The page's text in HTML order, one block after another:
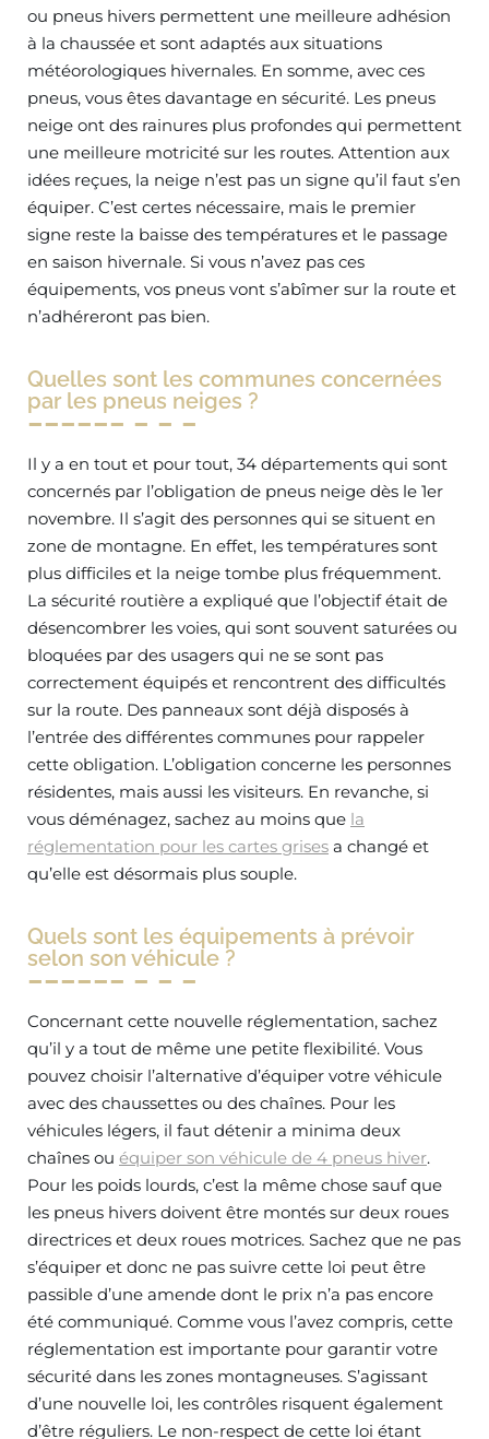
ou pneus hivers permettent une meilleure adhésion
à la chaussée et sont adaptés aux situations
météorologiques hivernales. En somme, avec ces
pneus, vous êtes davantage en sécurité. Les pneus
neige ont des rainures plus profondes qui permettent
une meilleure motricité sur les routes. Attention aux
idées reçues, la neige n’est pas un signe qu’il faut s’en
équiper. C’est certes nécessaire, mais le premier
signe reste la baisse des températures et le passage
en saison hivernale. Si vous n’avez pas ces
équipements, vos pneus vont s’abîmer sur la route et
n’adhéreront pas bien.
Quelles sont les communes concernées
par les pneus neiges ?
Il y a en tout et pour tout, 34 départements qui sont
concernés par l’obligation de pneus neige dès le 1er
novembre. Il s’agit des personnes qui se situent en
zone de montagne. En effet, les températures sont
plus difficiles et la neige tombe plus fréquemment.
La sécurité routière a expliqué que l’objectif était de
désencombrer les voies, qui sont souvent saturées ou
bloquées par des usagers qui ne se sont pas
correctement équipés et rencontrent des difficultés
sur la route. Des panneaux sont déjà disposés à
l’entrée des différentes communes pour rappeler
cette obligation. L’obligation concerne les personnes
résidentes, mais aussi les visiteurs. En revanche, si
vous déménagez, sachez au moins que la
réglementation pour les cartes grises a changé et
qu’elle est désormais plus souple.
Quels sont les équipements à prévoir
selon son véhicule ?
Concernant cette nouvelle réglementation, sachez
qu’il y a tout de même une petite flexibilité. Vous
pouvez choisir l’alternative d’équiper votre véhicule
avec des chaussettes ou des chaînes. Pour les
véhicules légers, il faut détenir a minima deux
chaînes ou équiper son véhicule de 4 pneus hiver.
Pour les poids lourds, c’est la même chose sauf que
les pneus hivers doivent être montés sur deux roues
directrices et deux roues motrices. Sachez que ne pas
s’équiper et donc ne pas suivre cette loi peut être
passible d’une amende dont le prix n’a pas encore
été communiqué. Comme vous l’avez compris, cette
réglementation est importante pour garantir votre
sécurité dans les zones montagneuses. S’agissant
d’une nouvelle loi, les contrôles risquent également
d’être réguliers. Le non-respect de cette loi étant